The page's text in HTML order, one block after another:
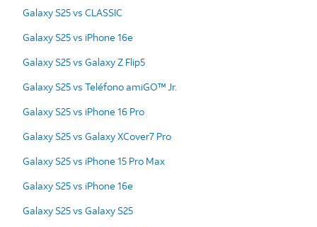
Galaxy S25 vs CLASSIC
Galaxy S25 vs iPhone 16e
Galaxy S25 vs Galaxy Z Flip5
Galaxy S25 vs Teléfono amiGO™ Jr.
Galaxy S25 vs iPhone 16 Pro
Galaxy S25 vs Galaxy XCover7 Pro
Galaxy S25 vs iPhone 15 Pro Max
Galaxy S25 vs iPhone 16e
Galaxy S25 vs Galaxy S25